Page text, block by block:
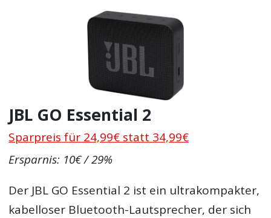
JBL GO Essential 2
Sparpreis für 24,99€ statt 34,99€
Ersparnis: 10€ / 29%
Der JBL GO Essential 2 ist ein ultrakompakter,
kabelloser Bluetooth-Lautsprecher, der sich